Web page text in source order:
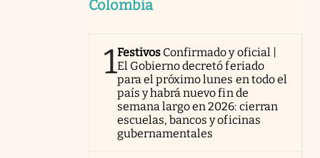
Colombia
1Festivos Confirmado y oficial |
El Gobierno decretó feriado
para el próximo lunes en todo el
país y habrá nuevo fin de
semana largo en 2026: cierran
escuelas, bancos y oficinas
gubernamentales